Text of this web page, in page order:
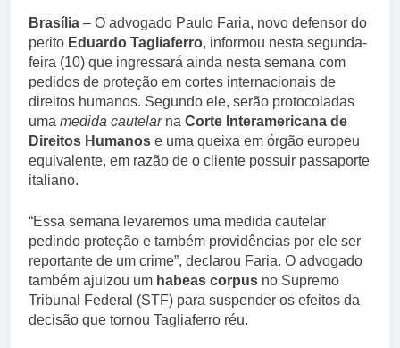
Brasília – O advogado Paulo Faria, novo defensor do
perito Eduardo Tagliaferro, informou nesta segunda-
feira (10) que ingressará ainda nesta semana com
pedidos de proteção em cortes internacionais de
direitos humanos. Segundo ele, serão protocoladas
uma medida cautelarna Corte Interamericana de
Direitos Humanos e uma queixa em órgão europeu
equivalente, em razão de o cliente possuir passaporte
italiano.
“Essa semana levaremos uma medida cautelar
pedindo proteção e também providências por ele ser
reportante de um crime”, declarou Faria. O advogado
também ajuizou um habeas corpus no Supremo
Tribunal Federal (STF) para suspender os efeitos da
decisão que tornou Tagliaferro réu.